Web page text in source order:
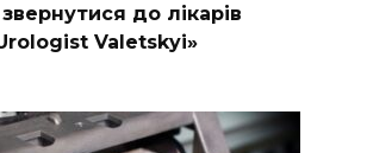
до лікарів
Valetskyi»